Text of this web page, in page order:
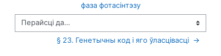
фаза фотасінтэзу
Перайсці да...
§ 23. Генетычны код і яго ўласцівасці  →